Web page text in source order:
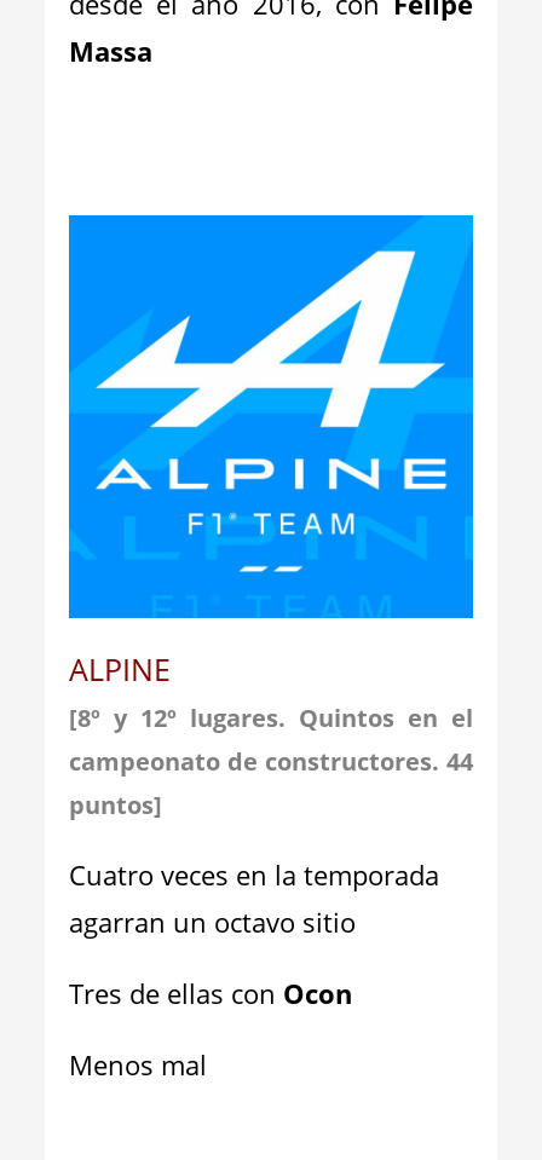
Massa
ALPINE
[8º y 12º lugares. Quintos en el
campeonato de constructores. 44
puntos]
Cuatro veces en la temporada
agarran un octavo sitio
Tres de ellas con Ocon
Menos mal